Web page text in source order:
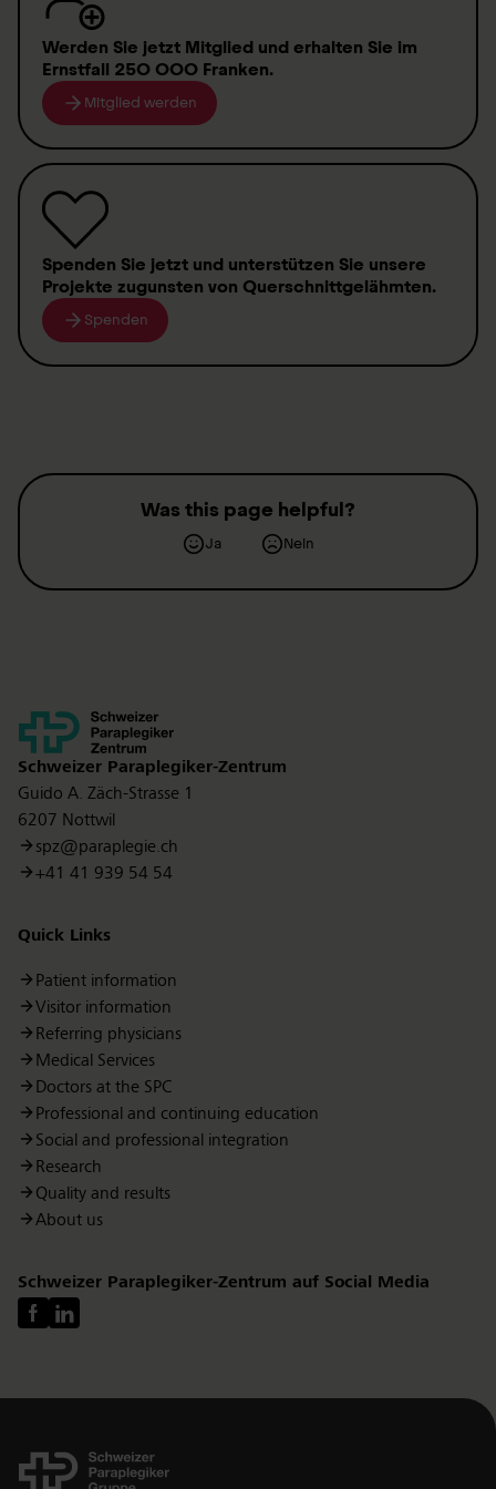
Werden Sie jetzt Mitglied und erhalten Sie im
Ernstfall 250 000 Franken.
Mitglied werden
Spenden Sie jetzt und unterstützen Sie unsere
Projekte zugunsten von Querschnittgelähmten.
Spenden
Was this page helpful?
Ja Nein
Kontakt
Schweizer Paraplegiker-Zentrum
Guido A. Zäch-Strasse 1
6207 Nottwil
spz@paraplegie.ch
+41 41 939 54 54
Quick Links
Patient information
Visitor information
Referring physicians
Medical Services
Doctors at the SPC
Professional and continuing education
Social and professional integration
Research
Quality and results
About us
Schweizer Paraplegiker-Zentrum auf Social Media